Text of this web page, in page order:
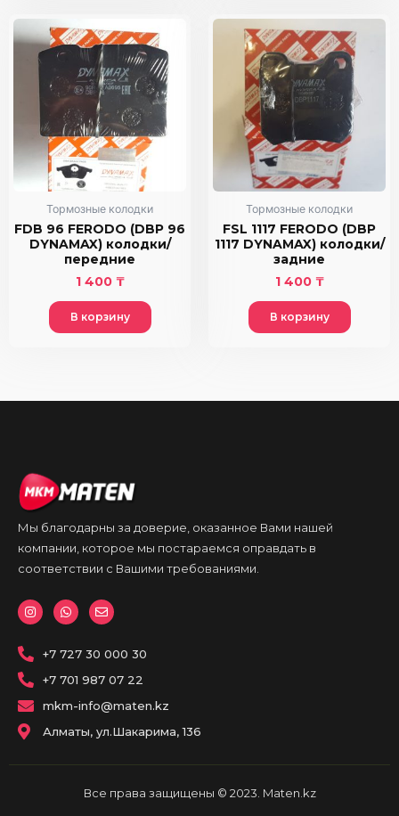
Тормозные колодки
FDB 96 FERODO (DBP 96
DYNAMAX) колодки/
передние
1 400 ₸
В корзину
Тормозные колодки
FSL 1117 FERODO (DBP
1117 DYNAMAX) колодки/
задние
1 400 ₸
В корзину
Мы благодарны за доверие, оказанное Вами нашей
компании, которое мы постараемся оправдать в
соответствии с Вашими требованиями.
I
n
s
a
g
r
a
m
W
h
a
s
p
E
n
v
p
+7 727 30 000 30
+7 701 987 07 22
mkm-info@maten.kz
Алматы, ул.Шакарима, 136
Все права защищены © 2023. Maten.kz